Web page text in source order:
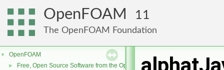
OpenFOAM 11
The OpenFOAM Foundation
▼ OpenFOAM
► Free, Open Source Software from the OpenFOAM Foundation